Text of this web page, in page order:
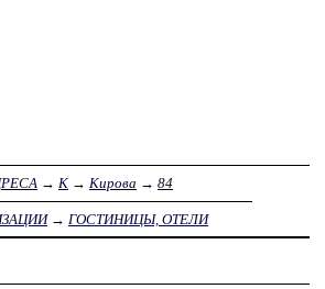
→ К → Кирова → 84
→ ГОСТИНИЦЫ, ОТЕЛИ